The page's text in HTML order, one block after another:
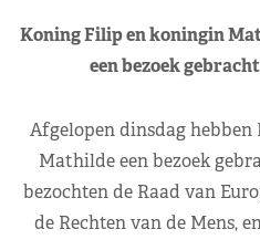
Koning Filip en koningin
een bezoek
Afgelopen dinsdag
Mathilde een bezoek
bezochten de Raad van
de Rechten van de Mens,